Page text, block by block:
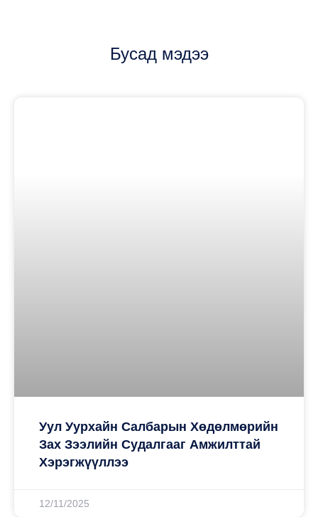
Бусад мэдээ
Уул Уурхайн Салбарын Хөдөлмөрийн
Зах Зээлийн Судалгааг Амжилттай
Хэрэгжүүллээ
12/11/2025